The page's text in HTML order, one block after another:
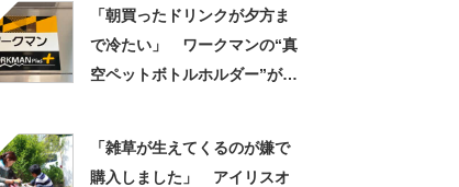
「朝買ったドリンクが夕方ま
で冷たい」 ワークマンの“真
空ペットボトルホルダー”が大
「雑草が生えてくるのが嫌で
購入しました」 アイリスオ